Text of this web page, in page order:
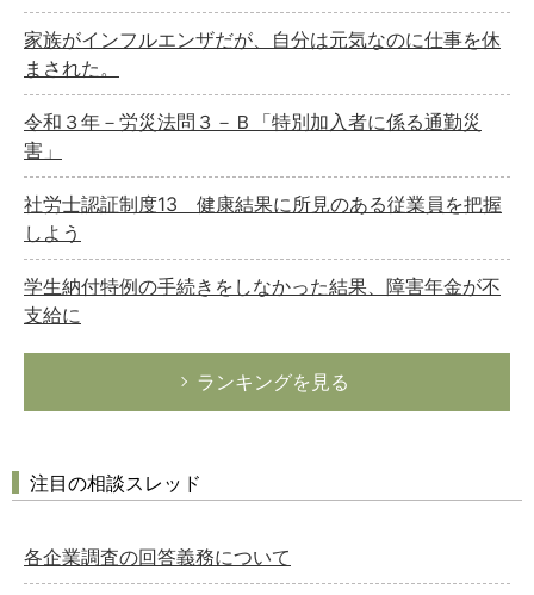
家族がインフルエンザだが、自分は元気なのに仕事を休
まされた。
令和３年－労災法問３－Ｂ「特別加入者に係る通勤災
害」
社労士認証制度13 健康結果に所見のある従業員を把握
しよう
学生納付特例の手続きをしなかった結果、障害年金が不
支給に
ランキングを見る
注目の相談スレッド
各企業調査の回答義務について